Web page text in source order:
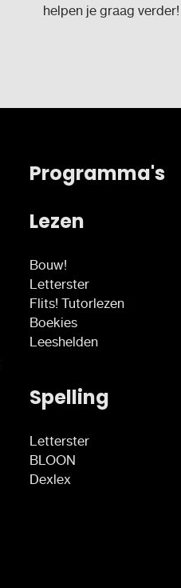
helpen je graag verder!
Programma's
Lezen
Bouw!
Letterster
Flits! Tutorlezen
Boekies
Leeshelden
Spelling
Letterster
BLOON
Dexlex